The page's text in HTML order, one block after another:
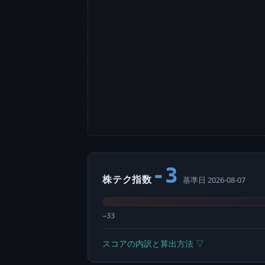
株テク指数 -3 基準日 2026-08-07
−33
スコアの内訳と算出方法 ▽